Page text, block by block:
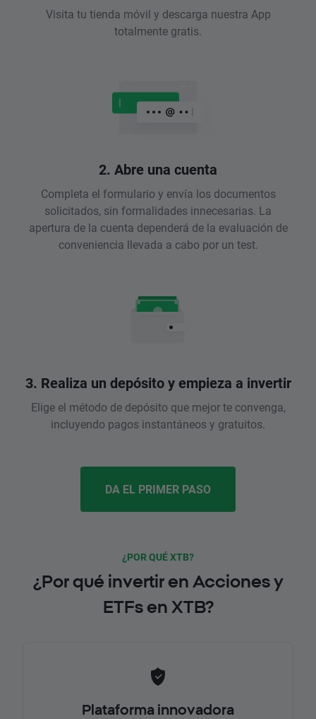
Visita tu tienda móvil y descarga nuestra App
totalmente gratis.
2. Abre una cuenta
Completa el formulario y envía los documentos
solicitados, sin formalidades innecesarias. La
apertura de la cuenta dependerá de la evaluación de
conveniencia llevada a cabo por un test.
3. Realiza un depósito y empieza a invertir
Elige el método de depósito que mejor te convenga,
incluyendo pagos instantáneos y gratuitos.
DA EL PRIMER PASO
¿POR QUÉ XTB?
¿Por qué invertir en Acciones y
ETFs en XTB?
Plataforma innovadora